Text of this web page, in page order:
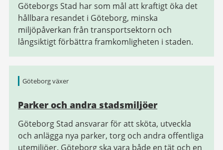
Göteborgs Stad har som mål att kraftigt öka det
hållbara resandet i Göteborg, minska
miljöpåverkan från transportsektorn och
långsiktigt förbättra framkomligheten i staden.
Göteborg växer
Parker och andra stadsmiljöer
Göteborg Stad ansvarar för att sköta, utveckla
och anlägga nya parker, torg och andra offentliga
utemiljöer. Göteborg ska vara både en tät och en